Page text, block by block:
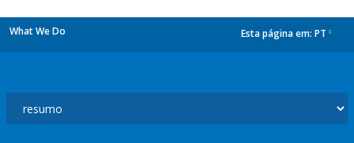
What We Do Esta página em: PT